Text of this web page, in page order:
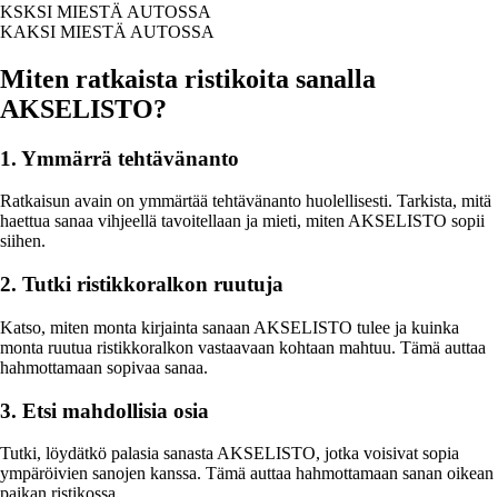
KSKSI MIESTÄ AUTOSSA
KAKSI MIESTÄ AUTOSSA
Miten ratkaista ristikoita sanalla
AKSELISTO?
1. Ymmärrä tehtävänanto
Ratkaisun avain on ymmärtää tehtävänanto huolellisesti. Tarkista, mitä
haettua sanaa vihjeellä tavoitellaan ja mieti, miten AKSELISTO sopii
siihen.
2. Tutki ristikkoralkon ruutuja
Katso, miten monta kirjainta sanaan AKSELISTO tulee ja kuinka
monta ruutua ristikkoralkon vastaavaan kohtaan mahtuu. Tämä auttaa
hahmottamaan sopivaa sanaa.
3. Etsi mahdollisia osia
Tutki, löydätkö palasia sanasta AKSELISTO, jotka voisivat sopia
ympäröivien sanojen kanssa. Tämä auttaa hahmottamaan sanan oikean